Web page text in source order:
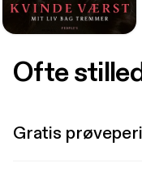
Ofte
Gratis